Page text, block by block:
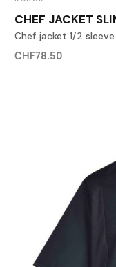
CHEF JACKET
Chef jacket 1/2 sleeve
CHF78.50